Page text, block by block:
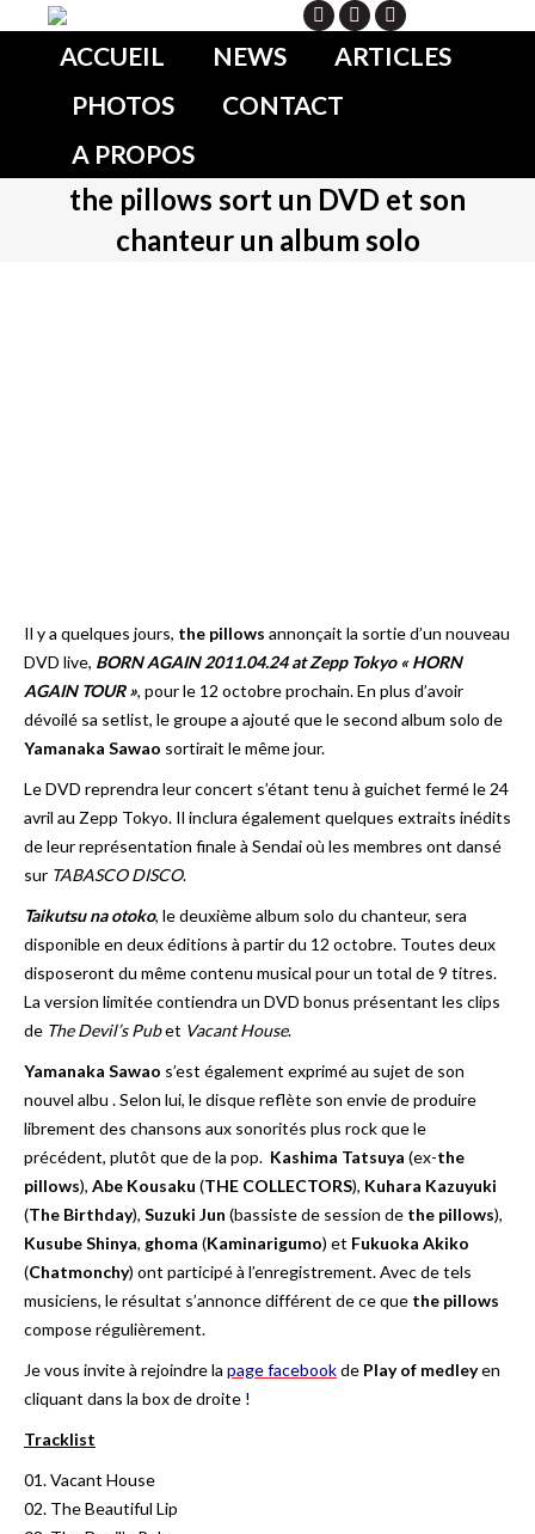
ACCUEIL NEWS
ARTICLES
PHOTOS
CONTACT
A PROPOS
the pillows sort un DVD et son
chanteur un album solo
Il y a quelques jours, the pillows annonçait la sortie d’un nouveau
DVD live, BORN AGAIN 2011.04.24 at Zepp Tokyo « HORN
AGAIN TOUR », pour le 12 octobre prochain. En plus d’avoir
dévoilé sa setlist, le groupe a ajouté que le second album solo de
Yamanaka Sawao sortirait le même jour.
Le DVD reprendra leur concert s’étant tenu à guichet fermé le 24
avril au Zepp Tokyo. Il inclura également quelques extraits inédits
de leur représentation finale à Sendai où les membres ont dansé
sur TABASCO DISCO.
Taikutsu na otoko, le deuxième album solo du chanteur, sera
disponible en deux éditions à partir du 12 octobre. Toutes deux
disposeront du même contenu musical pour un total de 9 titres.
La version limitée contiendra un DVD bonus présentant les clips
de The Devil’s Pubet Vacant House.
Yamanaka Sawao s’est également exprimé au sujet de son
nouvel albu . Selon lui, le disque reflète son envie de produire
librement des chansons aux sonorités plus rock que le
précédent, plutôt que de la pop. Kashima Tatsuya (ex-the
pillows), Abe Kousaku (THE COLLECTORS), Kuhara Kazuyuki
(The Birthday), Suzuki Jun (bassiste de session de the pillows),
Kusube Shinya, ghoma (Kaminarigumo) et Fukuoka Akiko
(Chatmonchy) ont participé à l’enregistrement. Avec de tels
musiciens, le résultat s’annonce différent de ce que the pillows
compose régulièrement.
Je vous invite à rejoindre la page facebookde Play of medleyen
cliquant dans la box de droite !
Tracklist
01. Vacant House
02. The Beautiful Lip